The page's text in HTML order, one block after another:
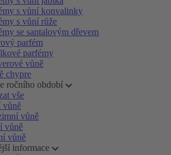
s vůní konvalinky
s vůní růže
se santalovým dřevem
parfém
parfémy
vůně
chypre
ročního období
vše
vůně
vůně
vůně
vůně
informace